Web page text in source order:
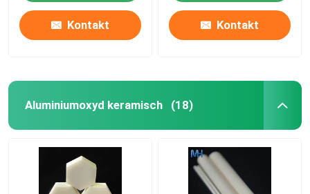
Kontakt Kontakt
Aluminiumoxyd keramisch (18)